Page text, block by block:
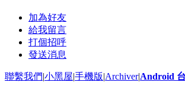
加為好友
給我留言
打個招呼
發送消息
聯繫我們|小黑屋|手機版|Archiver|Android